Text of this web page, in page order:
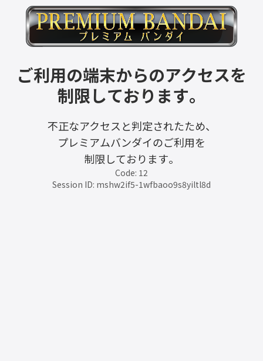
ご利用の端末からのアクセスを
制限しております。
不正なアクセスと判定されたため、
プレミアムバンダイのご利用を
制限しております。
Code: 12
Session ID: mshw2if5-1wfbaoo9s8yiltl8d